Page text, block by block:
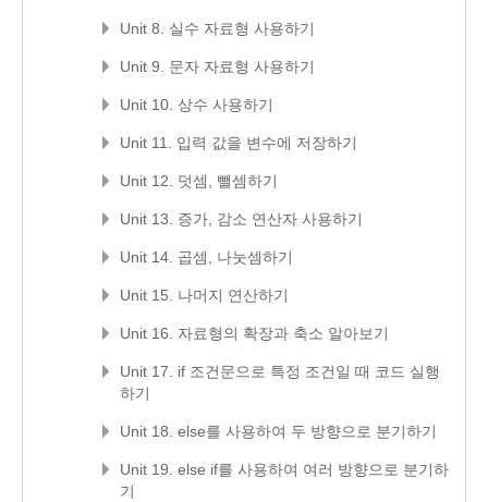
Unit 8. 실수 자료형 사용하기
Unit 9. 문자 자료형 사용하기
Unit 10. 상수 사용하기
Unit 11. 입력 값을 변수에 저장하기
Unit 12. 덧셈, 뺄셈하기
Unit 13. 증가, 감소 연산자 사용하기
Unit 14. 곱셈, 나눗셈하기
Unit 15. 나머지 연산하기
Unit 16. 자료형의 확장과 축소 알아보기
Unit 17. if 조건문으로 특정 조건일 때 코드 실행
하기
Unit 18. else를 사용하여 두 방향으로 분기하기
Unit 19. else if를 사용하여 여러 방향으로 분기하
기